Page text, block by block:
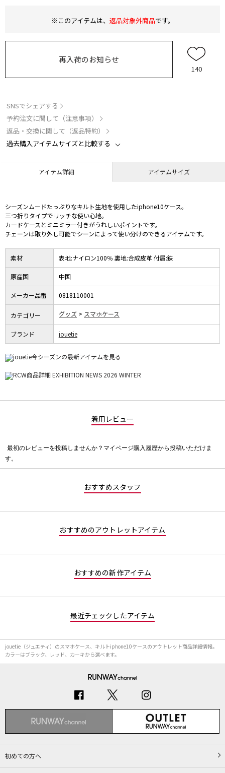
※このアイテムは、 返品対象外商品です。
再入荷のお知らせ
140
SNSでシェアする
予約注文に関して（注意事項）
返品・交換に関して（返品特約）
過去購入アイテムサイズと比較する
アイテム詳細 アイテムサイズ
シーズンムードたっぷりなキルト生地を使用したiphone10ケース。
三つ折りタイプでリッチな使い心地。
カードケースとミニミラー付きがうれしいポイントです。
チェーンは取り外し可能でシーンによって使い分けのできるアイテムです。
素材 表地:ナイロン100％ 裏地:合成皮革 付属:鉄
原産国 中国
メーカー品番 0818110001
カテゴリー グッズ スマホケース
ブランド jouetie
着用レビュー
価
最初のレビューを投稿しませんか？マイページ購入履歴から投稿いただけま
す。
おすすめスタッフ
おすすめのアウトレットアイテム
おすすめの新作アイテム
最近チェックしたアイテム
jouetie（ジュエティ）のスマホケース、キルトiphone10ケースのアウトレット商品詳細情報。
カラーはブラック、レッド、カーキから選べます。
初めての方へ